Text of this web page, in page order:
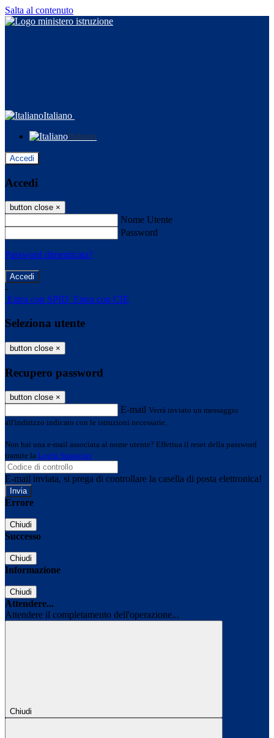
Salta al contenuto
Italiano
Italiano
Accedi
Accedi
button close ×
Nome Utente
Password
Password dimenticata?
-
Entra con SPID Entra con CIE
Seleziona utente
button close ×
Recupero password
button close ×
E-mail Verrà inviato un messaggio
all'indirizzo indicato con le istruzioni necessarie.
Non hai una e-mail associata al nome utente? Effettua il reset della password
tramite la Login Spaggiari
E-mail inviata, si prega di controllare la casella di posta elettronica!
Errore
Chiudi
Successo
Chiudi
Informazione
Chiudi
Attendere...
Attendere il completamento dell'operazione...
Chiudi